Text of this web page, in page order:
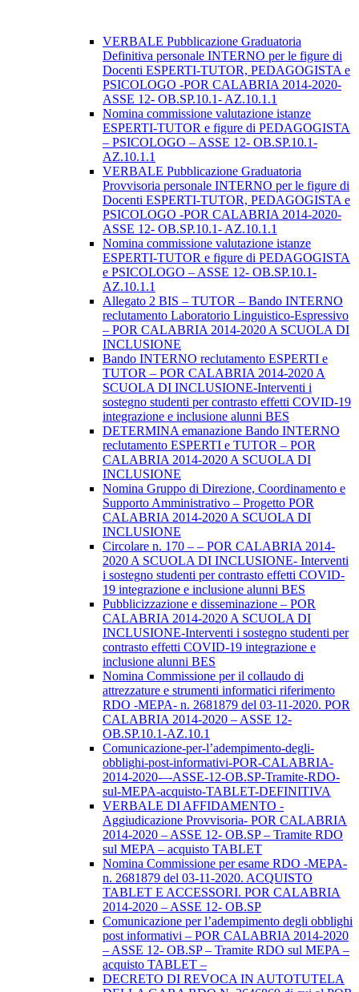
VERBALE Pubblicazione Graduatoria
Definitiva personale INTERNO per le figure di
Docenti ESPERTI-TUTOR, PEDAGOGISTA e
PSICOLOGO -POR CALABRIA 2014-2020-
ASSE 12- OB.SP.10.1- AZ.10.1.1
Nomina commissione valutazione istanze
ESPERTI-TUTOR e figure di PEDAGOGISTA
– PSICOLOGO – ASSE 12- OB.SP.10.1-
AZ.10.1.1
VERBALE Pubblicazione Graduatoria
Provvisoria personale INTERNO per le figure di
Docenti ESPERTI-TUTOR, PEDAGOGISTA e
PSICOLOGO -POR CALABRIA 2014-2020-
ASSE 12- OB.SP.10.1- AZ.10.1.1
Nomina commissione valutazione istanze
ESPERTI-TUTOR e figure di PEDAGOGISTA
e PSICOLOGO – ASSE 12- OB.SP.10.1-
AZ.10.1.1
Allegato 2 BIS – TUTOR – Bando INTERNO
reclutamento Laboratorio Linguistico-Espressivo
– POR CALABRIA 2014-2020 A SCUOLA DI
INCLUSIONE
Bando INTERNO reclutamento ESPERTI e
TUTOR – POR CALABRIA 2014-2020 A
SCUOLA DI INCLUSIONE-Interventi i
sostegno studenti per contrasto effetti COVID-19
integrazione e inclusione alunni BES
DETERMINA emanazione Bando INTERNO
reclutamento ESPERTI e TUTOR – POR
CALABRIA 2014-2020 A SCUOLA DI
INCLUSIONE
Nomina Gruppo di Direzione, Coordinamento e
Supporto Amministrativo – Progetto POR
CALABRIA 2014-2020 A SCUOLA DI
INCLUSIONE
Circolare n. 170 – – POR CALABRIA 2014-
2020 A SCUOLA DI INCLUSIONE- Interventi
i sostegno studenti per contrasto effetti COVID-
19 integrazione e inclusione alunni BES
Pubblicizzazione e disseminazione – POR
CALABRIA 2014-2020 A SCUOLA DI
INCLUSIONE-Interventi i sostegno studenti per
contrasto effetti COVID-19 integrazione e
inclusione alunni BES
Nomina Commissione per il collaudo di
attrezzature e strumenti informatici riferimento
RDO -MEPA- n. 2681879 del 03-11-2020. POR
CALABRIA 2014-2020 – ASSE 12-
OB.SP.10.1-AZ.10.1
Comunicazione-per-l’adempimento-degli-
obblighi-post-informativi-POR-CALABRIA-
2014-2020-–-ASSE-12-OB.SP-Tramite-RDO-
sul-MEPA-acquisto-TABLET-DEFINITIVA
VERBALE DI AFFIDAMENTO -
Aggiudicazione Provvisoria- POR CALABRIA
2014-2020 – ASSE 12- OB.SP – Tramite RDO
sul MEPA – acquisto TABLET
Nomina Commissione per esame RDO -MEPA-
n. 2681879 del 03-11-2020. ACQUISTO
TABLET E ACCESSORI. POR CALABRIA
2014-2020 – ASSE 12- OB.SP
Comunicazione per l’adempimento degli obblighi
post informativi – POR CALABRIA 2014-2020
– ASSE 12- OB.SP – Tramite RDO sul MEPA –
acquisto TABLET –
DECRETO DI REVOCA IN AUTOTUTELA